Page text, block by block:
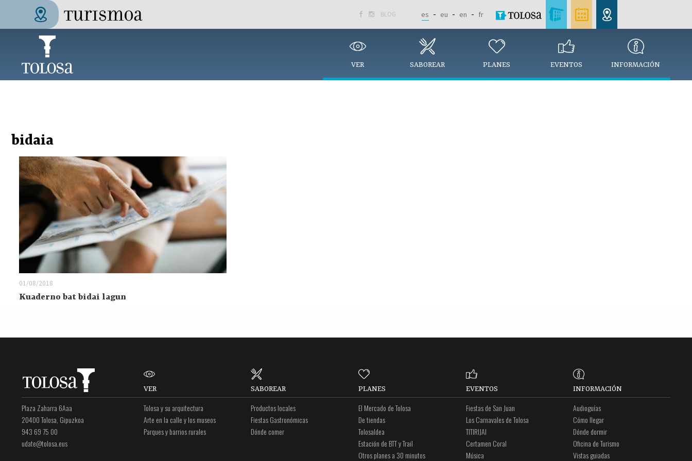
Pasar al contenido principal
Tolosa Turismoa
  BLOG es eu en fr
VER SABOREAR PLANES EVENTOS INFORMACIÓN
bidaia
01/08/2018
Kuaderno bat bidai lagun
VER
Tolosa y su arquitectura
Arte en la calle y los museos
Parques y barrios rurales
SABOREAR
Productos locales
Fiestas Gastronómicas
Dónde comer
PLANES
El Mercado de Tolosa
De tiendas
Tolosaldea
Estación de BTT y Trail
Otros planes a 30 minutos
EVENTOS
Fiestas de San Juan
Los Carnavales de Tolosa
TITIRIJAI
Certamen Coral
Música
INFORMACIÓN
Audioguías
Cómo llegar
Dónde dormir
Oficina de Turismo
Vistas guiadas
Plaza Zaharra 6Aaa
20400 Tolosa, Gipuzkoa
943 69 75 00
udate@tolosa.eus